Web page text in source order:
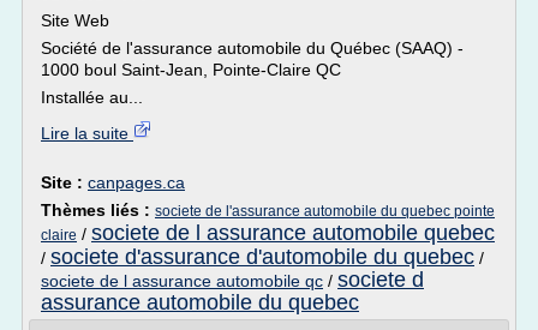
Site Web
Société de l'assurance automobile du Québec (SAAQ) -
1000 boul Saint-Jean, Pointe-Claire QC
Installée au...
Lire la suite
Site : canpages.ca
Thèmes liés : societe de l'assurance automobile du quebec pointe
claire / societe de l assurance automobile quebec
/ societe d'assurance d'automobile du quebec /
societe de l assurance automobile qc / societe d
assurance automobile du quebec